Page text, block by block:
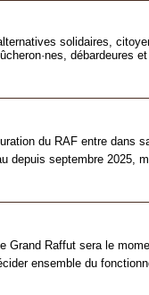
solidaires,
débardeures et
du RAF entre dans
depuis septembre 2025,
Grand Raffut sera le
ensemble du